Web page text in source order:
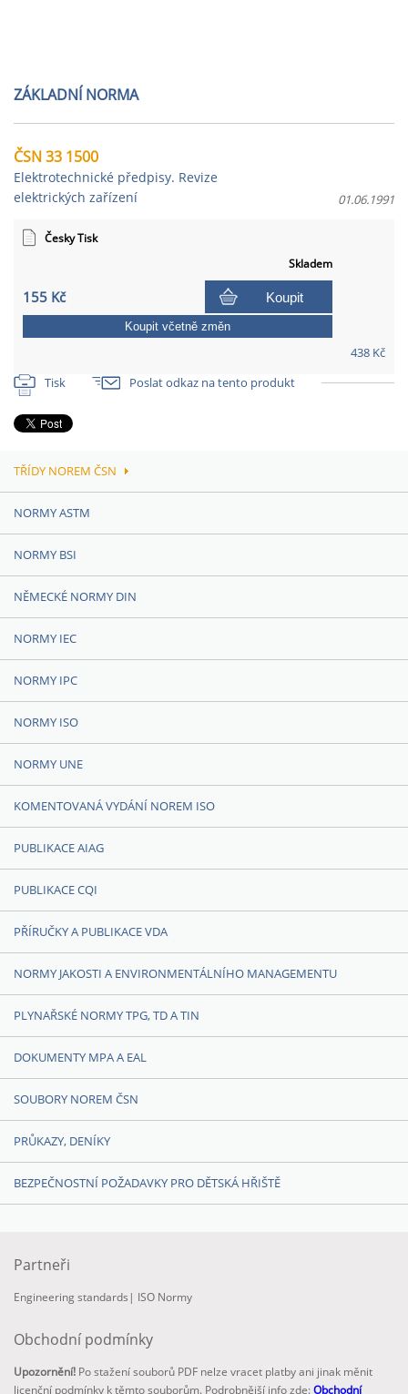
ZÁKLADNÍ NORMA
ČSN 33 1500
Elektrotechnické předpisy. Revize
elektrických zařízení
01.06.1991
Česky Tisk
Skladem
155 Kč Koupit
438 Kč
Koupit včetně změn
Tisk Poslat odkaz na tento produkt
TŘÍDY NOREM ČSN
NORMY ASTM
NORMY BSI
NĚMECKÉ NORMY DIN
NORMY IEC
NORMY IPC
NORMY ISO
NORMY UNE
KOMENTOVANÁ VYDÁNÍ NOREM ISO
PUBLIKACE AIAG
PUBLIKACE CQI
PŘÍRUČKY A PUBLIKACE VDA
NORMY JAKOSTI A ENVIRONMENTÁLNÍHO MANAGEMENTU
PLYNAŘSKÉ NORMY TPG, TD A TIN
DOKUMENTY MPA A EAL
SOUBORY NOREM ČSN
PRŮKAZY, DENÍKY
BEZPEČNOSTNÍ POŽADAVKY PRO DĚTSKÁ HŘIŠTĚ
Partneři
Engineering standards | ISO Normy
Obchodní podmínky
Upozornění! Po stažení souborů PDF nelze vracet platby ani jinak měnit
licenční podmínky k těmto souborům. Podrobnější info zde:Obchodní